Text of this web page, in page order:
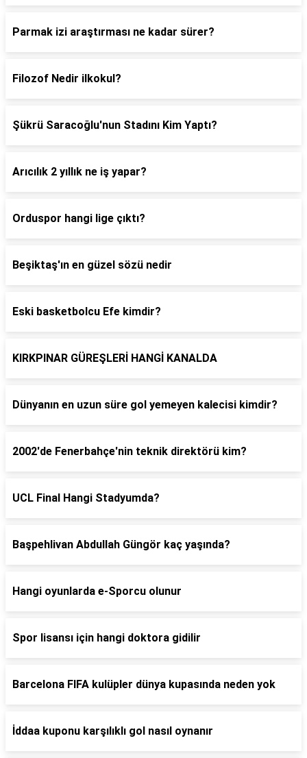
Parmak izi araştırması ne kadar sürer?
Filozof Nedir ilkokul?
Şükrü Saracoğlu'nun Stadını Kim Yaptı?
Arıcılık 2 yıllık ne iş yapar?
Orduspor hangi lige çıktı?
Beşiktaş'ın en güzel sözü nedir
Eski basketbolcu Efe kimdir?
KIRKPINAR GÜREŞLERİ HANGİ KANALDA
Dünyanın en uzun süre gol yemeyen kalecisi kimdir?
2002'de Fenerbahçe'nin teknik direktörü kim?
UCL Final Hangi Stadyumda?
Başpehlivan Abdullah Güngör kaç yaşında?
Hangi oyunlarda e-Sporcu olunur
Spor lisansı için hangi doktora gidilir
Barcelona FIFA kulüpler dünya kupasında neden yok
İddaa kuponu karşılıklı gol nasıl oynanır